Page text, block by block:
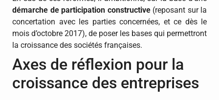
démarche de participation constructive(reposant sur la
concertation avec les parties concernées, et ce dès le
mois d’octobre 2017), de poser les bases qui permettront
la croissance des sociétés françaises.
Axes de réflexion pour la
croissance des entreprises